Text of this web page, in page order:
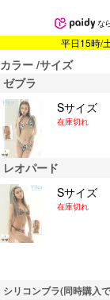
な
平日15時/
カラー サイズ
ゼブラ
Sサイズ
在庫切れ
レオパード
Sサイズ
在庫切れ
シリコンブラ(同時購入